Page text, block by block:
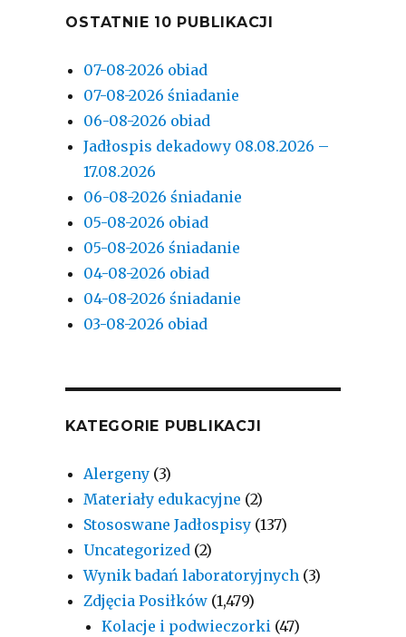
OSTATNIE 10 PUBLIKACJI
07-08-2026 obiad
07-08-2026 śniadanie
06-08-2026 obiad
Jadłospis dekadowy 08.08.2026 –
17.08.2026
06-08-2026 śniadanie
05-08-2026 obiad
05-08-2026 śniadanie
04-08-2026 obiad
04-08-2026 śniadanie
03-08-2026 obiad
KATEGORIE PUBLIKACJI
Alergeny (3)
Materiały edukacyjne (2)
Stososwane Jadłospisy (137)
Uncategorized (2)
Wynik badań laboratoryjnych (3)
Zdjęcia Posiłków (1,479)
Kolacje i podwieczorki (47)